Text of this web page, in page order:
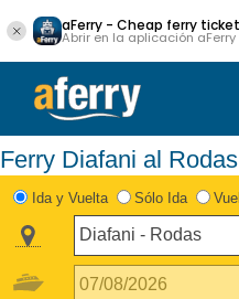
aFerry - Cheap ferry
Abrir en la aplicación aFerry
Ferry Diafani al Rodas
Ida y Vuelta Sólo Ida